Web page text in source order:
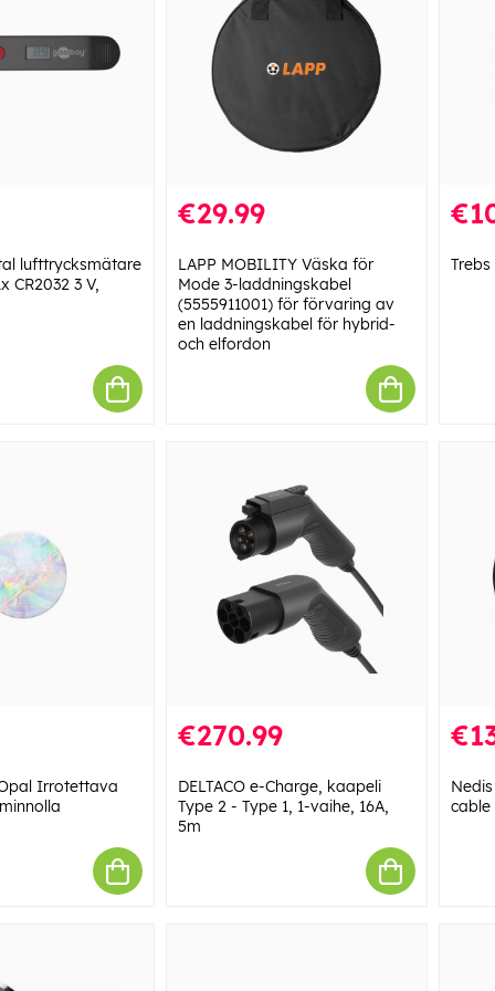
lufttrycksmätare
CR2032 3 V,
€29.99
LAPP MOBILITY Väska för
Mode 3-laddningskabel
(5555911001) för förvaring av
en laddningskabel för hybrid-
och elfordon
Irrotettava
€270.99
DELTACO e-Charge, kaapeli
Type 2 - Type 1, 1-vaihe, 16A,
5m